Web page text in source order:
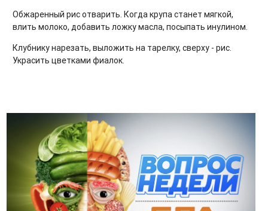
Обжаренный рис отварить. Когда крупа станет мягкой,
влить молоко, добавить ложку масла, посыпать инулином.
Клубнику нарезать, выложить на тарелку, сверху - рис.
Украсить цветками фиалок.